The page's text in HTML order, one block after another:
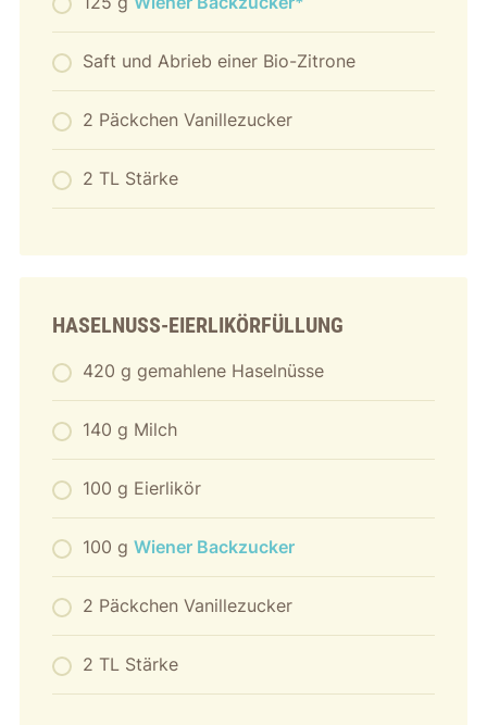
Saft und Abrieb einer Bio-Zitrone
2 Päckchen Vanillezucker
2 TL Stärke
HASELNUSS-EIERLIKÖRFÜLLUNG
420 g gemahlene Haselnüsse
140 g Milch
100 g Eierlikör
100 g Wiener Backzucker
2 Päckchen Vanillezucker
2 TL Stärke